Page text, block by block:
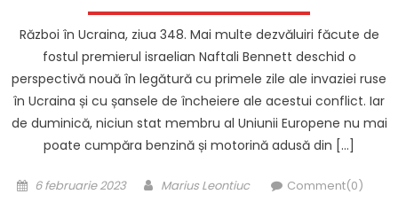
Război în Ucraina, ziua 348. Mai multe dezvăluiri făcute de
fostul premierul israelian Naftali Bennett deschid o
perspectivă nouă în legătură cu primele zile ale invaziei ruse
în Ucraina și cu șansele de încheiere ale acestui conflict. Iar
de duminică, niciun stat membru al Uniunii Europene nu mai
poate cumpăra benzină și motorină adusă din […]
Posted
6 februarie 2023 Author
Marius Leontiuc Comment(0)